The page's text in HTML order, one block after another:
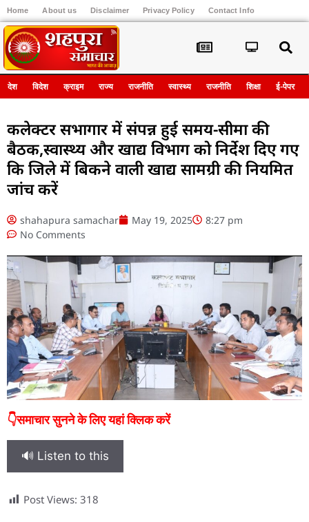
Home About us Disclaimer Privacy Policy Contact Info
देश विदेश क्राइम राज्य राजनीति स्वास्थ्य राजनीति शिक्षा ई-पेपर
कलेक्टर सभागार में संपन्न हुई समय-सीमा की
बैठक,स्वास्थ्य और खाद्य विभाग को निर्देश दिए गए
कि जिले में बिकने वाली खाद्य सामग्री की नियमित
जांच करें
shahapura samachar May 19, 2025
8:27 pm
No Comments
👇समाचार सुनने के लिए यहां क्लिक करें
🔊 Listen to this
Post Views: 318